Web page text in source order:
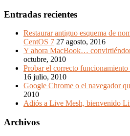
Entradas recientes
Restaurar antiguo esquema de
CentOS 7 27 agosto, 2016
Y ahora MacBook…
octubre, 2010
Probar el correcto
16 julio, 2010
Google Chrome o el navegador
2010
Adiós a Live Mesh, bienvenido
Archivos